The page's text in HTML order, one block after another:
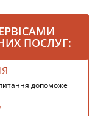
ПОСЛУГ:
допоможе